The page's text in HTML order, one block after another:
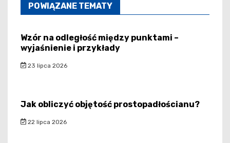
POWIĄZANE TEMATY
Wzór na odległość między punktami –
wyjaśnienie i przykłady
23 lipca 2026
Jak obliczyć objętość prostopadłościanu?
22 lipca 2026